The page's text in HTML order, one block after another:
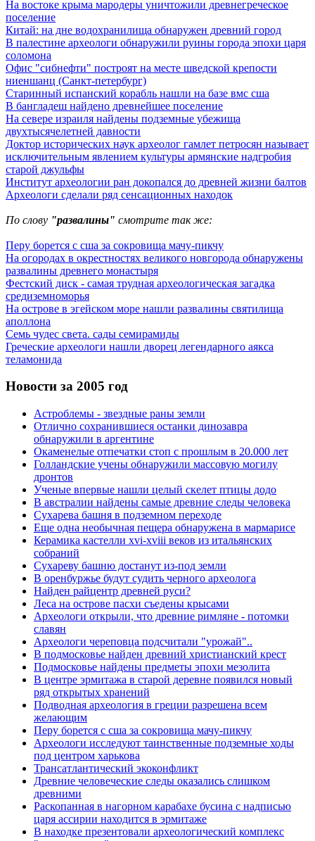
На востоке крыма мародеры уничтожили древнегреческое
поселение
Китай: на дне водохранилища обнаружен древний город
В палестине археологи обнаружили руины города эпохи царя
соломона
Офис "сибнефти" построят на месте шведской крепости
ниеншанц (Санкт-петербург)
Старинный испанский корабль нашли на базе вмс сша
В бангладеш найдено древнейшее поселение
На севере израиля найдены подземные убежища
двухтысячелетней давности
Доктор исторических наук археолог гамлет петросян называет
исключительным явлением культуры армянские надгробия
старой джульфы
Институт археологии ран докопался до древней жизни балтов
Археологи сделали ряд сенсационных находок
По слову "развалины" смотрите так же:
Перу борется с сша за сокровища мачу-пикчу
На огородах в окрестностях великого новгорода обнаружены
развалины древнего монастыря
Фестский диск - самая трудная археологическая загадка
средиземноморья
На острове в эгейском море нашли развалины святилища
аполлона
Семь чудес света. сады семирамиды
Греческие археологи нашли дворец легендарного аякса
теламонида
Новости за 2005 год
Астроблемы - звездные раны земли
Отлично сохранившиеся останки динозавра
обнаружили в аргентине
Окаменелые отпечатки стоп с прошлым в 20.000 лет
Голландские учены обнаружили массовую могилу
дронтов
Ученые впервые нашли целый скелет птицы додо
В австралии найдены самые древние следы человека
Сухарева башня в подземном переходе
Еще одна необычная пещера обнаружена в мармарисе
Керамика кастелли xvi-xviii веков из итальянских
собраний
Сухареву башню достанут из-под земли
В оренбуржье будут судить черного археолога
Найден райцентр древней руси?
Леса на острове пасхи съедены крысами
Археологи открыли, что древние римляне - потомки
славян
Археологи череповца подсчитали "урожай"..
В подмосковье найден древний христианский крест
Подмосковье найдены предметы эпохи мезолита
В центре эрмитажа в старой деревне появился новый
ряд открытых хранений
Подводная археология в греции разрешена всем
желающим
Перу борется с сша за сокровища мачу-пикчу
Археологи исследуют таинственные подземные ходы
под центром харькова
Трансатлантический экоконфликт
Древние человеческие следы оказались слишком
древними
Раскопанная в нагорном карабахе бусина с надписью
царя ассирии находится в эрмитаже
В находке презентовали археологический комплекс